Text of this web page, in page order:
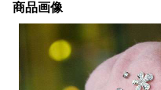
商品画像